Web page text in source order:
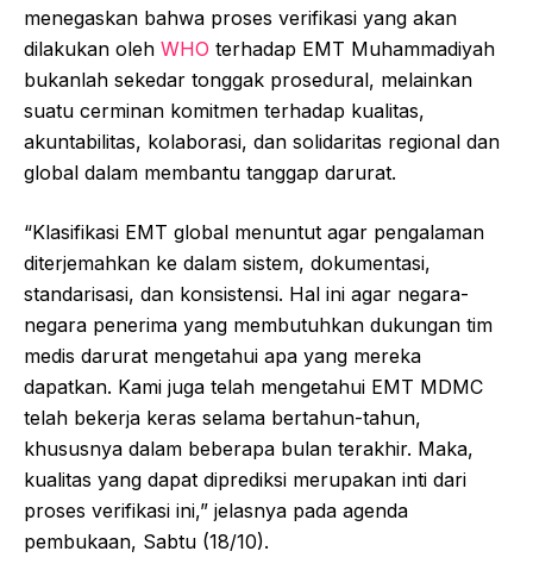
menegaskan bahwa proses verifikasi yang akan
dilakukan oleh WHO terhadap EMT Muhammadiyah
bukanlah sekedar tonggak prosedural, melainkan
suatu cerminan komitmen terhadap kualitas,
akuntabilitas, kolaborasi, dan solidaritas regional dan
global dalam membantu tanggap darurat.
“Klasifikasi EMT global menuntut agar pengalaman
diterjemahkan ke dalam sistem, dokumentasi,
standarisasi, dan konsistensi. Hal ini agar negara-
negara penerima yang membutuhkan dukungan tim
medis darurat mengetahui apa yang mereka
dapatkan. Kami juga telah mengetahui EMT MDMC
telah bekerja keras selama bertahun-tahun,
khususnya dalam beberapa bulan terakhir. Maka,
kualitas yang dapat diprediksi merupakan inti dari
proses verifikasi ini,” jelasnya pada agenda
pembukaan, Sabtu (18/10).